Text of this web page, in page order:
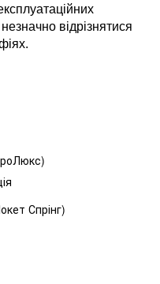
відрізнятися
Спрінг)